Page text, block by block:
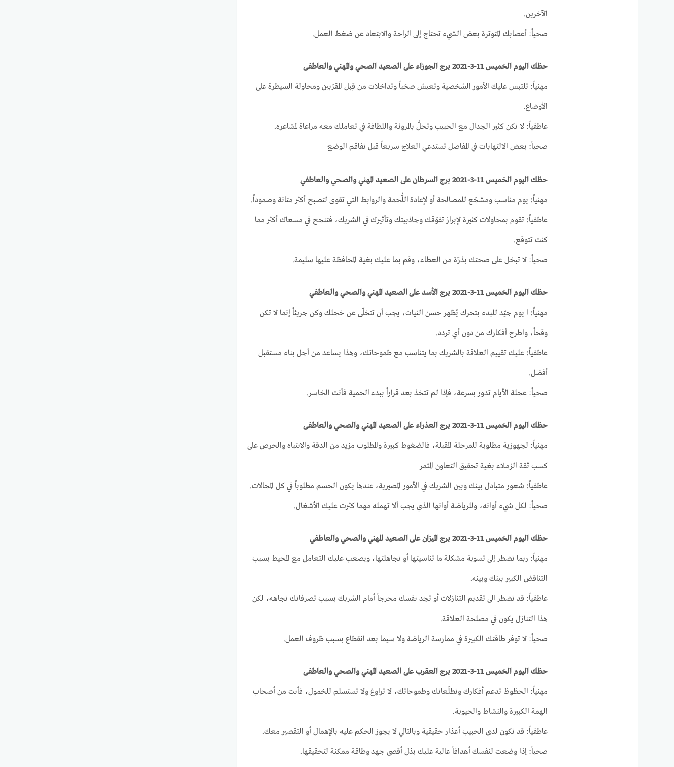
الآخرين.
صحياً: أعصابك المتوترة بعض الشيء تحتاج إلى الراحة والابتعاد عن ضغط العمل.
حظك اليوم الخميس 11-3-2021 برج الجوزاء على الصعيد الصحي والمهني والعاطفى
مهنياً: تلتبس عليك الأمور الشخصية وتعيش صخباً وتداخلات من قِبل المقرّبين ومحاولة السيطرة على
الأوضاع.
عاطفياً: لا تكن كثير الجدال مع الحبيب وتحلَّ بالمرونة واللطافة في تعاملك معه مراعاة لمشاعره.
صحياً: بعض الالتهابات في المفاصل تستدعي العلاج سريعاً قبل تفاقم الوضع
حظك اليوم الخميس 11-3-2021 برج السرطان على الصعيد المهني والصحي والعاطفي
مهنياً: يوم مناسب ومشجّع للمصالحة أو لإعادة اللُّحمة والروابط التي تقوى لتصبح أكثر متانة وصموداً.
عاطفياً: تقوم بمحاولات كثيرة لإبراز تفوّقك وجاذبيتك وتأثيرك في الشريك، فتنجح في مسعاك أكثر مما
كنت تتوقع.
صحياً: لا تبخل على صحتك بذرّة من العطاء، وقم بما عليك بغية المحافظة عليها سليمة.
حظك اليوم الخميس 11-3-2021 برج الأسد على الصعيد المهني والصحي والعاطفي
مهنياً: ا يوم جيّد للبدء بتحرك يُظهر حسن النيات، يجب أن تتخلّى عن خجلك وكن جريئاً إنما لا تكن
وقحاً، واطرح أفكارك من دون أي تردد.
عاطفياً: عليك تقييم العلاقة بالشريك بما يتناسب مع طموحاتك، وهذا يساعد من أجل بناء مستقبل
أفضل.
صحياً: عجلة الأيام تدور بسرعة، فإذا لم تتخذ بعد قراراً ببدء الحمية فأنت الخاسر.
حظك اليوم الخميس 11-3-2021 برج العذراء على الصعيد المهني والصحي والعاطفى
مهنياً: لجهوزية مطلوبة للمرحلة المقبلة، فالضغوط كبيرة والمطلوب مزيد من الدقة والانتباه والحرص على
كسب ثقة الزملاء بغية تحقيق التعاون المثمر
عاطفياً: شعور متبادل بينك وبين الشريك في الأمور المصيرية، عندها يكون الحسم مطلوباً في كل المجالات.
صحياً: لكل شيء أوانه، وللرياضة أوانها الذي يجب ألا تهمله مهما كثرت عليك الأشغال.
حظك اليوم الخميس 11-3-2021 برج الميزان على الصعيد المهني والصحي والعاطفي
مهنياً: ربما تضطر إلى تسوية مشكلة ما تناسيتها أو تجاهلتها، ويصعب عليك التعامل مع المحيط بسبب
التناقض الكبير بينك وبينه.
عاطفياً: قد تضطر الى تقديم التنازلات أو تجد نفسك محرجاً أمام الشريك بسبب تصرفاتك تجاهه، لكن
هذا التنازل يكون في مصلحة العلاقة.
صحياً: لا توفر طاقتك الكبيرة في ممارسة الرياضة ولا سيما بعد انقطاع بسبب ظروف العمل.
حظك اليوم الخميس 11-3-2021 برج العقرب على الصعيد المهني والصحي والعاطفى
مهنياً: الحظوظ تدعم أفكارك وتطلّعاتك وطموحاتك، لا تراوغ ولا تستسلم للخمول، فأنت من أصحاب
الهمة الكبيرة والنشاط والحيوية.
عاطفياً: قد تكون لدى الحبيب أعذار حقيقية وبالتالي لا يجوز الحكم عليه بالإهمال أو التقصير معك.
صحياً: إذا وضعت لنفسك أهدافاً عالية عليك بذل أقصى جهد وطاقة ممكنة لتحقيقها.